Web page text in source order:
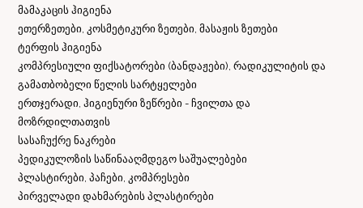
მამაკაცის ჰიგიენა
ეთერზეთები, კოსმეტიკური ზეთები, მასაჟის ზეთები
ტერფის ჰიგიენა
კომპრესიული ფიქსატორები (ბანდაჟები), რადიკულიტის და
გამათბობელი წელის სარტყელები
ერთჯერადი, ჰიგიენური ზეწრები - ჩვილთა და
მოზრდილთათვის
სასაჩუქრე ნაკრები
პედიკულოზის საწინააღმდეგო საშუალებები
პლასტირები, პაჩები, კომპრესები
პირველადი დახმარების პლასტირები